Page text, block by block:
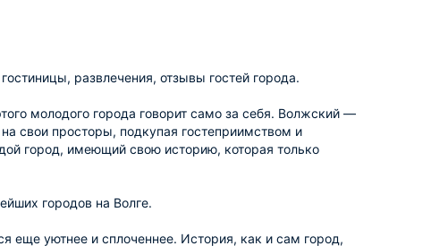
развлечения, отзывы гостей города.
молодого города говорит само за себя. Волжский —
свои просторы, подкупая гостеприимством и
город, имеющий свою историю, которая только
городов на Волге.
еще уютнее и сплоченнее. История, как и сам город,